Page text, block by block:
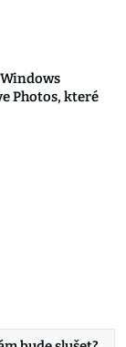
Photos, které